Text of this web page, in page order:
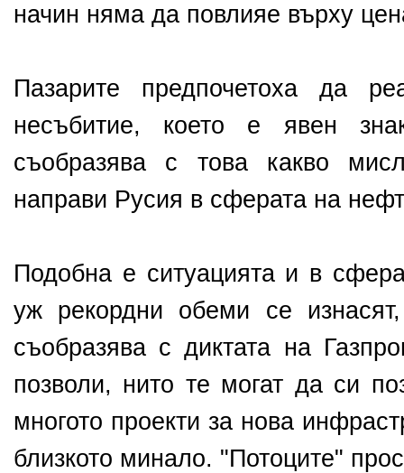
начин няма да повлияе върху
Пазарите предпочетоха да
несъбитие, което е явен
съобразява с това какво
направи Русия в сферата на
Подобна е ситуацията и в
уж рекордни обеми се
съобразява с диктата на
позволи, нито те могат да си
многото проекти за нова
близкото минало. "Потоците"